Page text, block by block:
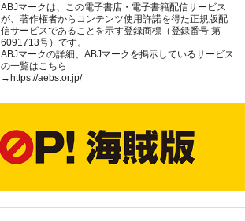
ABJマークは、この電子書店・電子書籍配信サービス
が、著作権者からコンテンツ使用許諾を得た正規版配
信サービスであることを示す登録商標（登録番号 第
6091713号）です。
ABJマークの詳細、ABJマークを掲示しているサービス
の一覧はこちら
→ https://aebs.or.jp/